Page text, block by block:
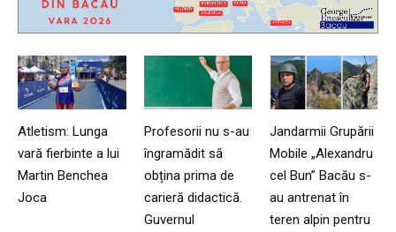
Atletism: Lunga
vară fierbinte a lui
Martin Benchea
Joca
Profesorii nu s-au
îngramădit să
obțina prima de
carieră didactică.
Guvernul
Jandarmii Grupării
Mobile „Alexandru
cel Bun” Bacău s-
au antrenat în
teren alpin pentru